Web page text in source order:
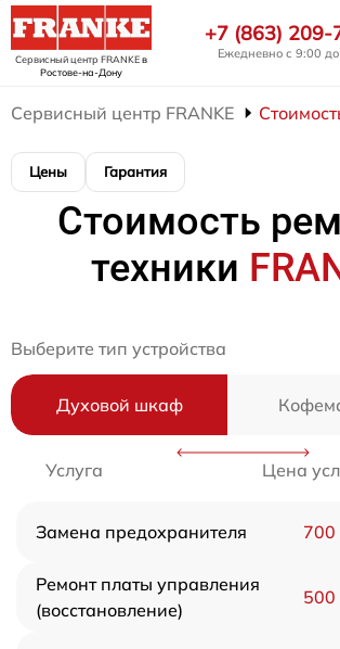
Сервисный центр FRANKEв
Ростове-на-Дону
+7 (863) 209-
Ежедневно с 9:00
Сервисный центр FRANKE
Цены Гарантия
Стоимость
техники
Выберите тип устройства
Духовой шкаф
Услуга Цена
Замена предохранителя 700
Ремонт платы управления
(восстановление)
500